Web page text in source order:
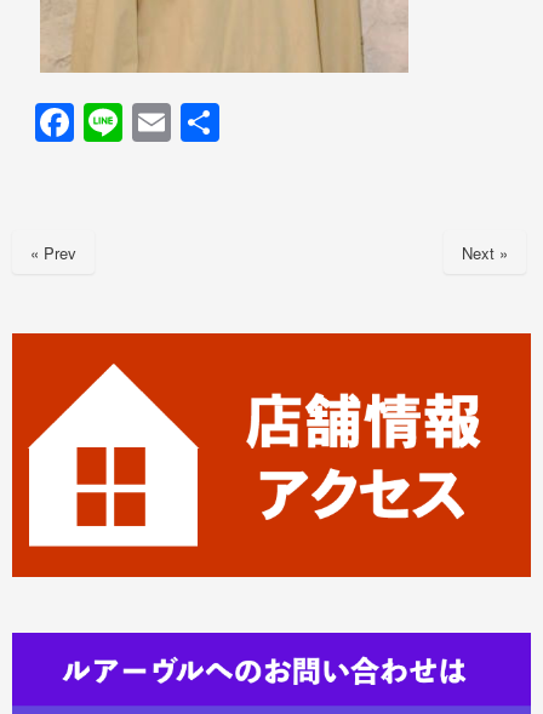
F
a
e
k
Li
n
E
m
« Prev Next »